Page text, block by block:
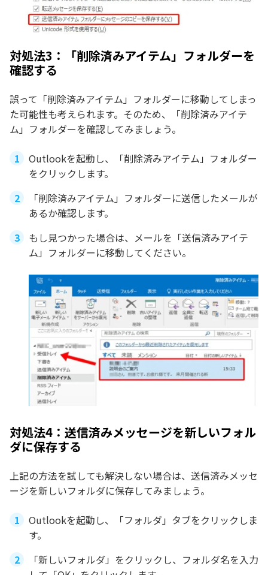
対処法3：「削除済みアイテム」フォルダーを
確認する
誤って「削除済みアイテム」フォルダーに移動してしまっ
た可能性も考えられます。そのため、「削除済みアイテ
ム」フォルダーを確認してみましょう。
Outlookを起動し、「削除済みアイテム」フォルダー
をクリックします。
「削除済みアイテム」フォルダーに送信したメールが
あるか確認します。
もし見つかった場合は、メールを「送信済みアイテ
ム」フォルダーに移動してください。
対処法4：送信済みメッセージを新しいフォル
ダに保存する
上記の方法を試しても解決しない場合は、送信済みメッセ
ージを新しいフォルダに保存してみましょう。
Outlookを起動し、「フォルダ」タブをクリックしま
す。
「新しいフォルダ」をクリックし、フォルダ名を入力